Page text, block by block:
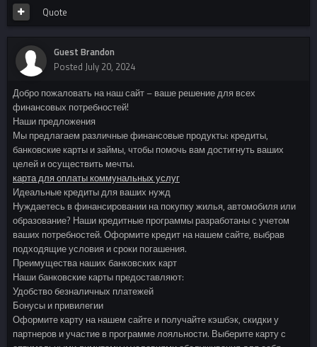
Quote
Guest Brandon
Posted July 20, 2024
Добро пожаловать на наш сайт – ваше решение для всех
финансовых потребностей!
Наши предложения
Мы предлагаем различные финансовые продукты: кредиты,
банковские карты и займы, чтобы помочь вам достигнуть ваших
целей и осуществить мечты.
карта для оплаты коммунальных услуг
Идеальные кредиты для ваших нужд
Нуждаетесь в финансировании на покупку жилья, автомобиля или
образование? Наши кредитные программы разработаны с учетом
ваших потребностей. Оформите кредит на нашем сайте, выбрав
подходящие условия и сроки погашения.
Преимущества наших банковских карт
Наши банковские карты предоставляют:
Удобство безналичных платежей
Бонусы и привилегии
Оформите карту на нашем сайте и получайте кэшбэк, скидки у
партнеров и участие в программе лояльности. Выберите карту с